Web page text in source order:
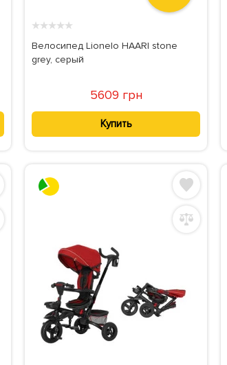
★★★★★
Велосипед Lionelo HAARI stone
grey, серый
5609 грн
Купить